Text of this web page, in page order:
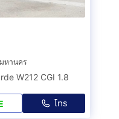
หานคร
W212 CGI 1.8
โทร